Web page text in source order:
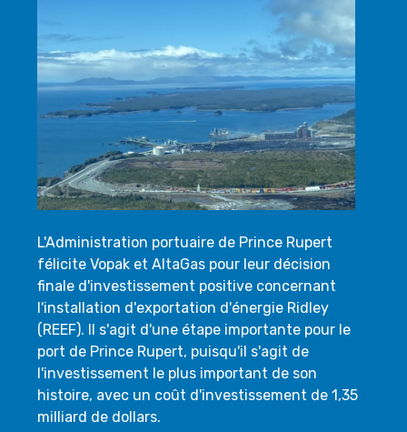
L'Administration portuaire de Prince Rupert
félicite Vopak et AltaGas pour leur décision
finale d'investissement positive concernant
l'installation d'exportation d'énergie Ridley
(REEF). Il s'agit d'une étape importante pour le
port de Prince Rupert, puisqu'il s'agit de
l'investissement le plus important de son
histoire, avec un coût d'investissement de 1,35
milliard de dollars.